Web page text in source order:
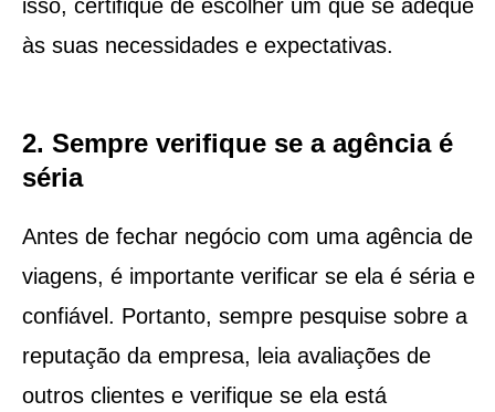
isso, certifique de escolher um que se adeque
às suas necessidades e expectativas.
2. Sempre verifique se a agência é
séria
Antes de fechar negócio com uma agência de
viagens, é importante verificar se ela é séria e
confiável. Portanto, sempre pesquise sobre a
reputação da empresa, leia avaliações de
outros clientes e verifique se ela está